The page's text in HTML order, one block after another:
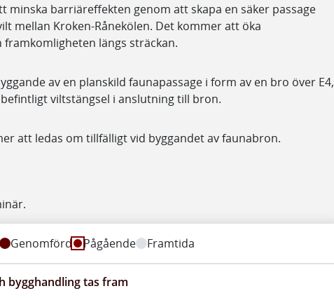
minska barriäreffekten genom att skapa en säker passage
mellan Kroken-Rånekölen. Det kommer att öka
längs sträckan.
av en planskild faunapassage i form av en bro över E4,
viltstängsel i anslutning till bron.
att ledas om tillfälligt vid byggandet av faunabron.
Genomförd Pågående Framtida
bygghandling tas fram